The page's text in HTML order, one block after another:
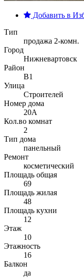
Добавить в
Тип
продажа 2-комн.
Город
Нижневартовск
Район
В1
Улица
Строителей
Номер дома
20А
Кол.во комнат
2
Тип дома
панельный
Ремонт
косметический
Площадь общая
69
Площадь жилая
48
Площадь кухни
12
Этаж
10
Этажность
16
Балкон
да